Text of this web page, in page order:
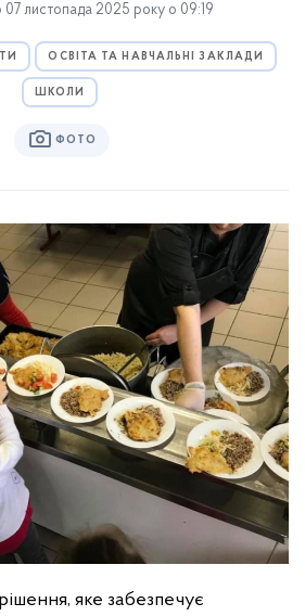
07 листопада 2025 року о 09:19
ОСВІТА ТА НАВЧАЛЬНІ ЗАКЛАДИ
ШКОЛИ
ФОТО
яке забезпечує